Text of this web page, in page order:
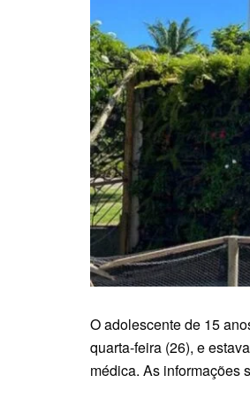
O adolescente de 15
quarta-feira (26), e
médica. As informações